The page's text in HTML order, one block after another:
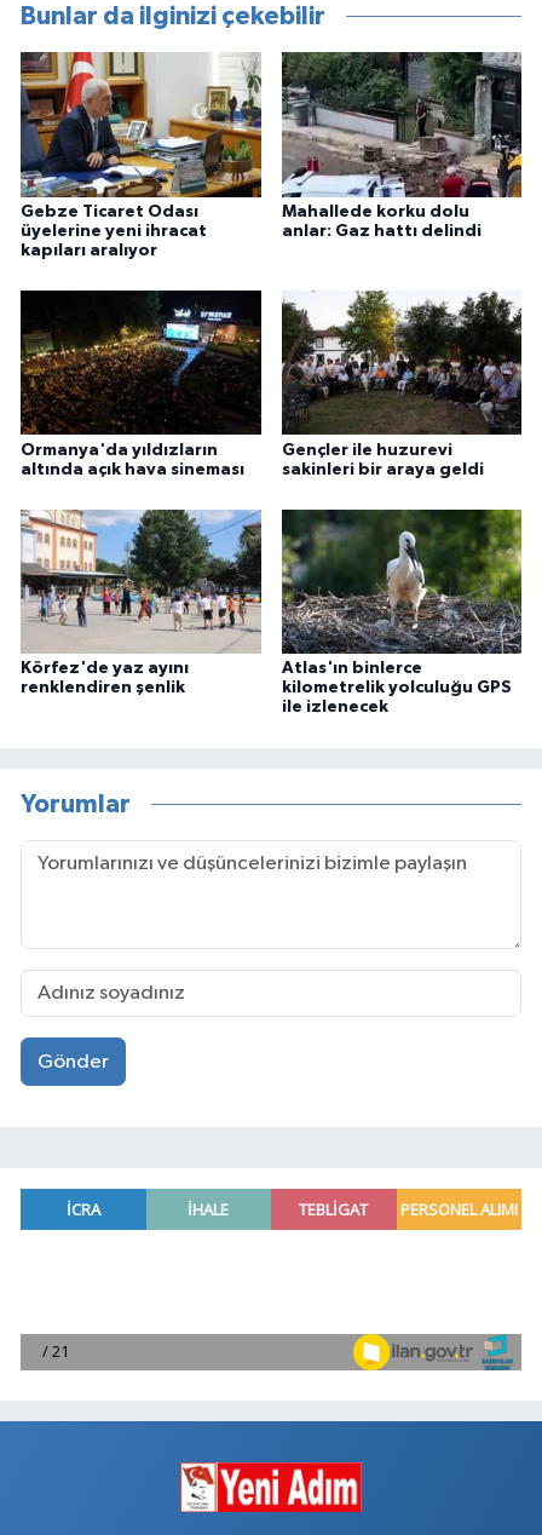
Bunlar da ilginizi çekebilir
Gebze Ticaret Odası
üyelerine yeni ihracat
kapıları aralıyor
Mahallede korku dolu
anlar: Gaz hattı delindi
Ormanya'da yıldızların
altında açık hava sineması
Gençler ile huzurevi
sakinleri bir araya geldi
Körfez'de yaz ayını
renklendiren şenlik
Atlas'ın binlerce
kilometrelik yolculuğu GPS
ile izlenecek
Yorumlar
Gönder